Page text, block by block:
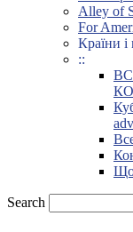
Alley of
For
Країни і
::
Що
Search